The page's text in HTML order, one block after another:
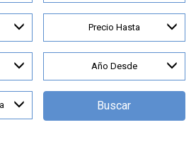
Precio Hasta
Año Desde
Buscar